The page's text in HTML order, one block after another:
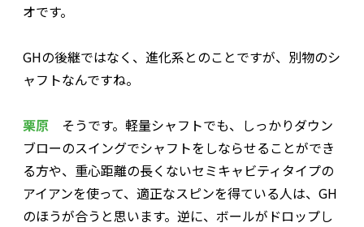
オです。
――GHの後継ではなく、進化系とのことですが、別物のシ
ャフトなんですね。
栗原 そうです。軽量シャフトでも、しっかりダウン
ブローのスイングでシャフトをしならせることができ
る方や、重心距離の長くないセミキャビティタイプの
アイアンを使って、適正なスピンを得ている人は、GH
のほうが合うと思います。逆に、ボールがドロップし